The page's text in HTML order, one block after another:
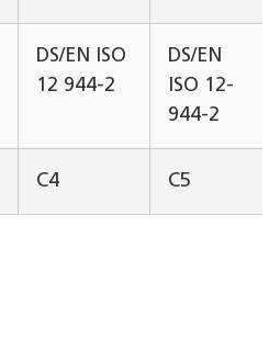
DS/EN ISO
12 944-2
DS/EN
ISO 12-
944-2
C4 C5